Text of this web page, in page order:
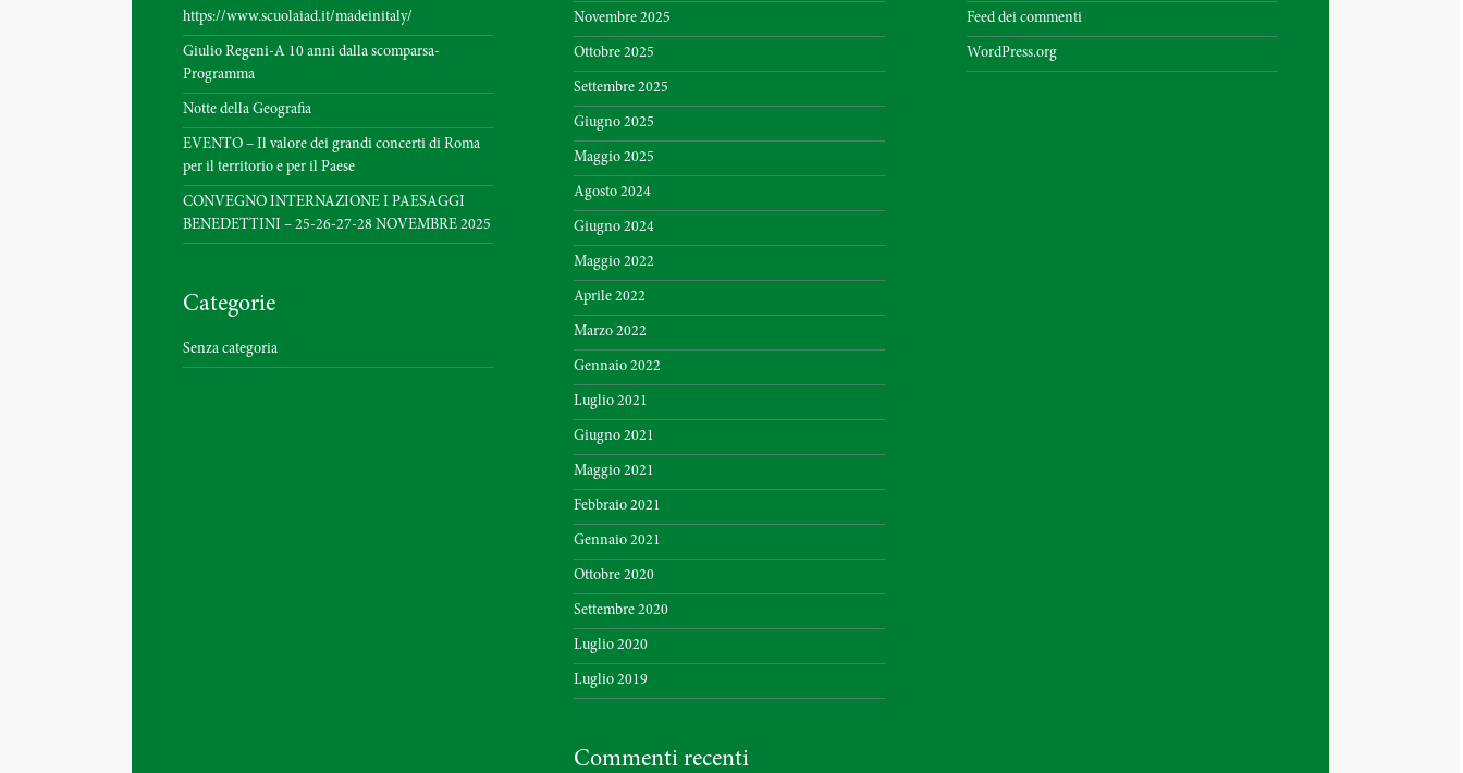
https://www.scuolaiad.it/madeinitaly/
Giulio Regeni-A 10 anni dalla scomparsa-
Programma
Notte della Geografia
EVENTO – Il valore dei grandi concerti di Roma
per il territorio e per il Paese
CONVEGNO INTERNAZIONE I PAESAGGI
BENEDETTINI – 25-26-27-28 NOVEMBRE 2025
Categorie
Senza categoria
Novembre 2025
Ottobre 2025
Settembre 2025
Giugno 2025
Maggio 2025
Agosto 2024
Giugno 2024
Maggio 2022
Aprile 2022
Marzo 2022
Gennaio 2022
Luglio 2021
Giugno 2021
Maggio 2021
Febbraio 2021
Gennaio 2021
Ottobre 2020
Settembre 2020
Luglio 2020
Luglio 2019
Commenti recenti
Feed dei commenti
WordPress.org